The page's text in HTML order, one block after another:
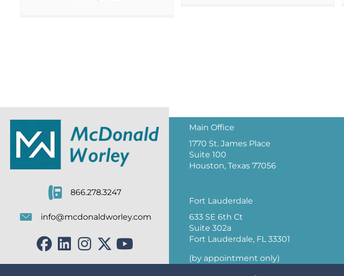
866.278.3247
info@mcdonaldworley.com
Main Office
1770 St. James Place
Suite 100
Houston, Texas 77056
Fort Lauderdale
633 SE 6th Ct
Suite 302a
Fort Lauderdale, FL 33301
(by appointment only)